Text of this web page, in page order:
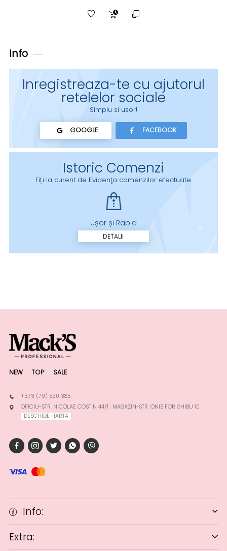
Info
Inregistreaza-te cu ajutorul
retelelor sociale
Simplu si usor!
GOOGLE FACEBOOK
Istoric Comenzi
Fiți la curent de Evidenţa comenzilor efectuate.
Ușor și Rapid
DETALII
NEW TOP SALE
+373 (79) 590 385
OFICIU-STR. NICOLAE COSTIN 44/1 ; MAGAZIN-STR. ONISIFOR GHIBU 10
DESCHIDE HARTA
Info:
Extra: